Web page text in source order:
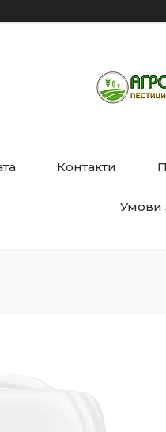
Контакти
Умови